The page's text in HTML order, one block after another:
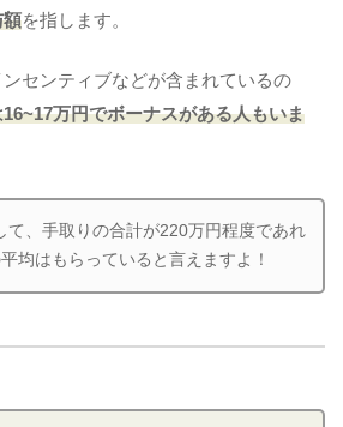
額を指します。
センティブなどが含まれているの
万円でボーナスがある人もいま
て、手取りの合計が220万円程度であれ
均はもらっていると言えますよ！